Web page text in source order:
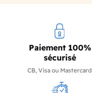
Paiement 100%
sécurisé
CB, Visa ou Mastercard